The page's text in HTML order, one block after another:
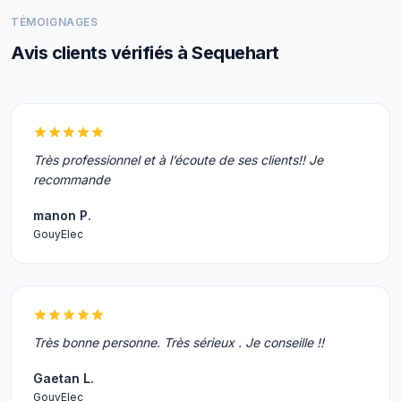
TÉMOIGNAGES
Avis clients vérifiés à Sequehart
Très professionnel et à l’écoute de ses clients!! Je
recommande
manon P.
GouyElec
Très bonne personne. Très sérieux . Je conseille !!
Gaetan L.
GouyElec